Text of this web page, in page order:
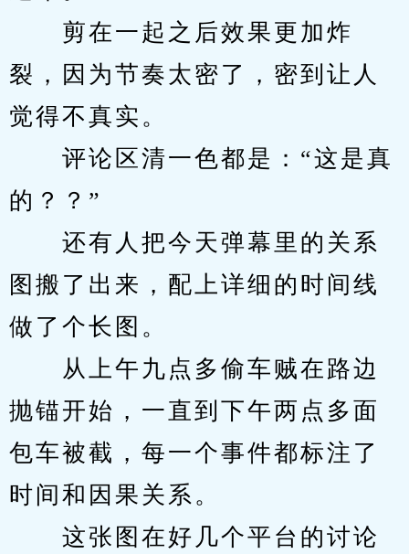
剪在一起之后效果更加炸
裂，因为节奏太密了，密到让人
觉得不真实。
评论区清一色都是：“这是真
的？？”
还有人把今天弹幕里的关系
图搬了出来，配上详细的时间线
做了个长图。
从上午九点多偷车贼在路边
抛锚开始，一直到下午两点多面
包车被截，每一个事件都标注了
时间和因果关系。
这张图在好几个平台的讨论